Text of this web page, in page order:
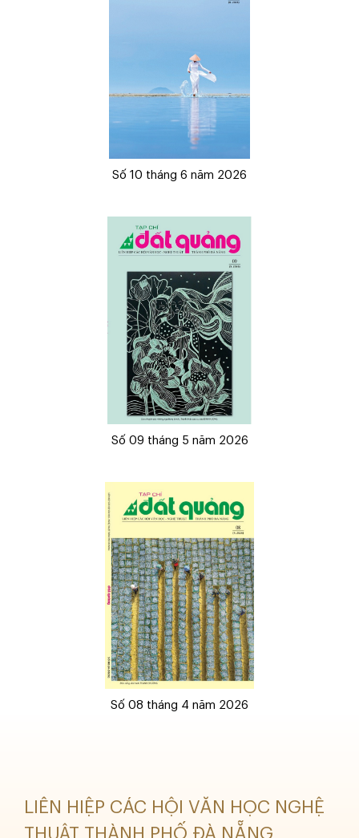
Số 10 tháng 6 năm 2026
Số 09 tháng 5 năm 2026
Số 08 tháng 4 năm 2026
LIÊN HIỆP CÁC HỘI VĂN HỌC NGHỆ
THUẬT THÀNH PHỐ ĐÀ NẴNG